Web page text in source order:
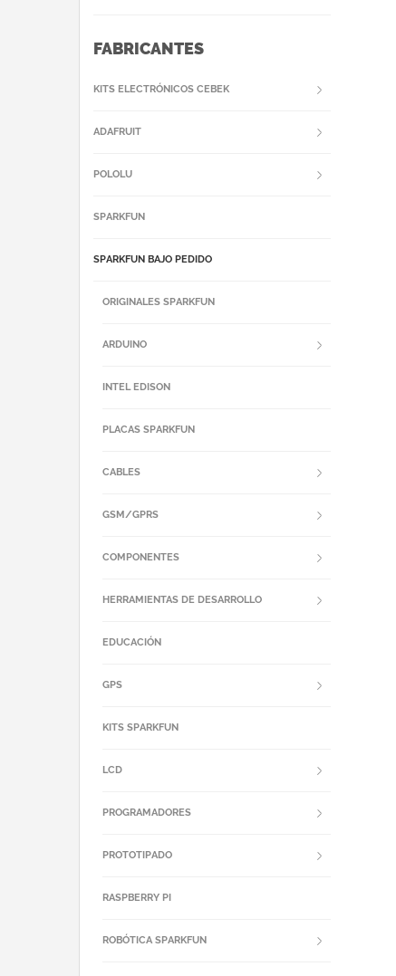
FABRICANTES
KITS ELECTRÓNICOS CEBEK
ADAFRUIT
POLOLU
SPARKFUN
SPARKFUN BAJO PEDIDO
ORIGINALES SPARKFUN
ARDUINO
INTEL EDISON
PLACAS SPARKFUN
CABLES
GSM/GPRS
COMPONENTES
HERRAMIENTAS DE DESARROLLO
EDUCACIÓN
GPS
KITS SPARKFUN
LCD
PROGRAMADORES
PROTOTIPADO
RASPBERRY PI
ROBÓTICA SPARKFUN